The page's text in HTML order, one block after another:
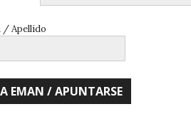
/ Apellido